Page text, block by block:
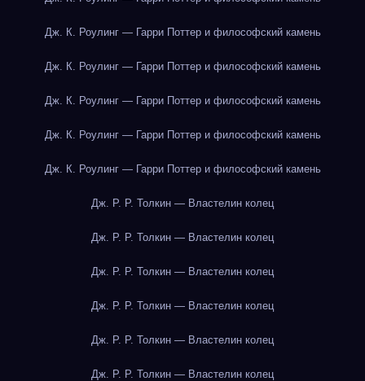
Дж. К. Роулинг — Гарри Поттер и философский камень
Дж. К. Роулинг — Гарри Поттер и философский камень
Дж. К. Роулинг — Гарри Поттер и философский камень
Дж. К. Роулинг — Гарри Поттер и философский камень
Дж. К. Роулинг — Гарри Поттер и философский камень
Дж. Р. Р. Толкин — Властелин колец
Дж. Р. Р. Толкин — Властелин колец
Дж. Р. Р. Толкин — Властелин колец
Дж. Р. Р. Толкин — Властелин колец
Дж. Р. Р. Толкин — Властелин колец
Дж. Р. Р. Толкин — Властелин колец